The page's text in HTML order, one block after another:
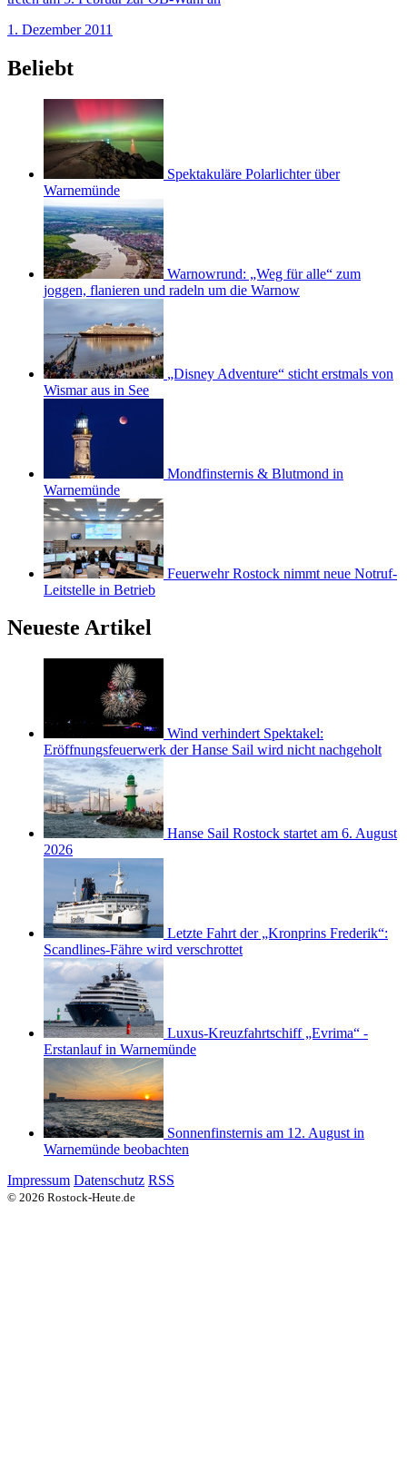
1. Dezember 2011
Beliebt
Spektakuläre Polarlichter über
Warnemünde
Warnowrund: „Weg für alle“ zum
joggen, flanieren und radeln um die Warnow
„Disney Adventure“ sticht erstmals von
Wismar aus in See
Mondfinsternis & Blutmond in
Warnemünde
Feuerwehr Rostock nimmt neue Notruf-
Leitstelle in Betrieb
Neueste Artikel
Wind verhindert Spektakel:
Eröffnungsfeuerwerk der Hanse Sail wird nicht nachgeholt
Hanse Sail Rostock startet am 6. August
2026
Letzte Fahrt der „Kronprins Frederik“:
Scandlines-Fähre wird verschrottet
Luxus-Kreuzfahrtschiff „Evrima“ -
Erstanlauf in Warnemünde
Sonnenfinsternis am 12. August in
Warnemünde beobachten
Impressum Datenschutz RSS
© 2026 Rostock-Heute.de